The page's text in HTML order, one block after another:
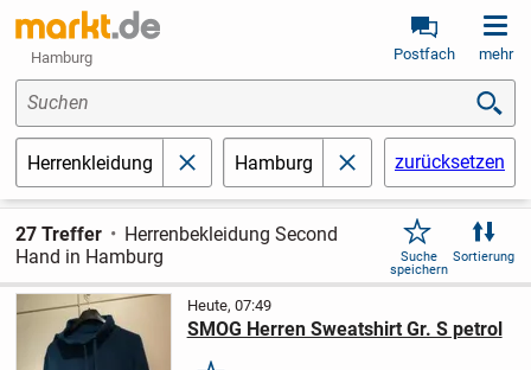
Hamburg Postfach mehr
Suchen
Herrenkleidung schließenHamburg schließenzurücksetzen
27 Treffer
Herrenbekleidung Second
Hand in Hamburg
Suche
speichern
Sortierung
Heute, 07:49
SMOG Herren Sweatshirt Gr. S petrol